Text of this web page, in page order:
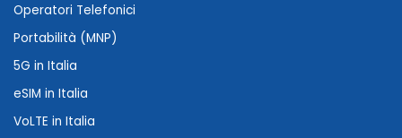
Operatori Telefonici
Portabilità (MNP)
5G in Italia
eSIM in Italia
VoLTE in Italia